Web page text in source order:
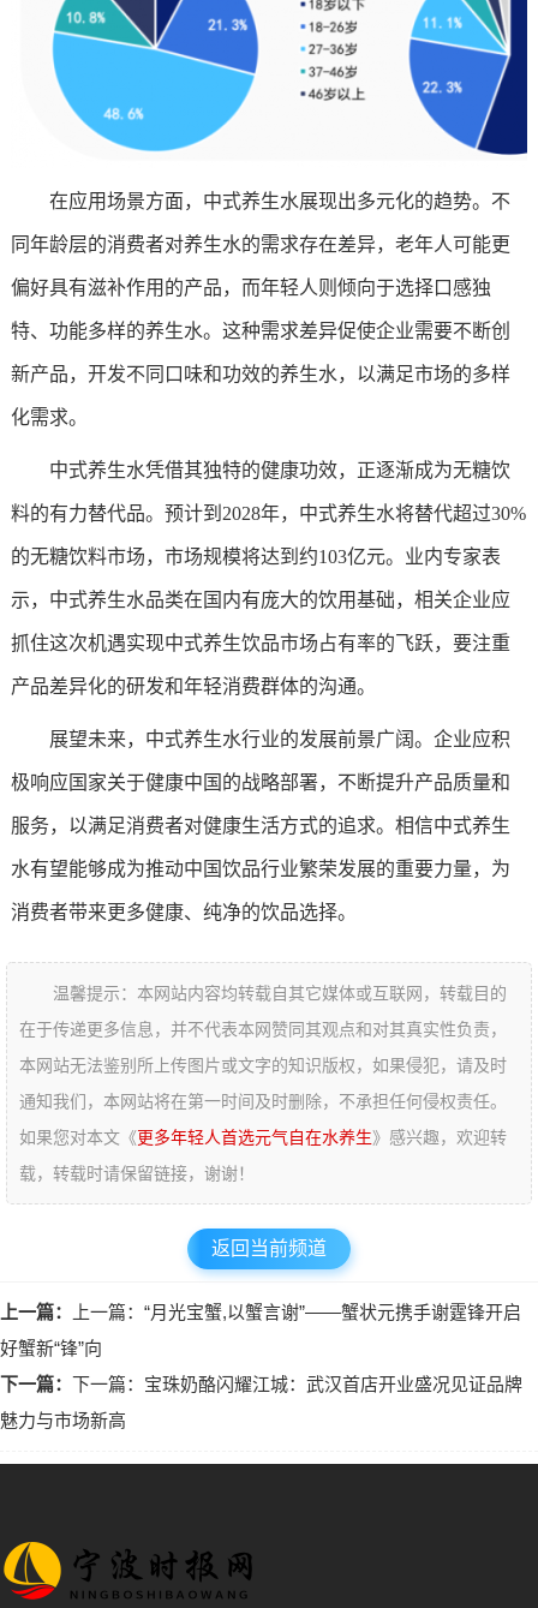
在应用场景方面，中式养生水展现出多元化的趋势。不
同年龄层的消费者对养生水的需求存在差异，老年人可能更
偏好具有滋补作用的产品，而年轻人则倾向于选择口感独
特、功能多样的养生水。这种需求差异促使企业需要不断创
新产品，开发不同口味和功效的养生水，以满足市场的多样
化需求。
中式养生水凭借其独特的健康功效，正逐渐成为无糖饮
料的有力替代品。预计到2028年，中式养生水将替代超过30%
的无糖饮料市场，市场规模将达到约103亿元。业内专家表
示，中式养生水品类在国内有庞大的饮用基础，相关企业应
抓住这次机遇实现中式养生饮品市场占有率的飞跃，要注重
产品差异化的研发和年轻消费群体的沟通。
展望未来，中式养生水行业的发展前景广阔。企业应积
极响应国家关于健康中国的战略部署，不断提升产品质量和
服务，以满足消费者对健康生活方式的追求。相信中式养生
水有望能够成为推动中国饮品行业繁荣发展的重要力量，为
消费者带来更多健康、纯净的饮品选择。
温馨提示：本网站内容均转载自其它媒体或互联网，转载目的
在于传递更多信息，并不代表本网赞同其观点和对其真实性负责，
本网站无法鉴别所上传图片或文字的知识版权，如果侵犯，请及时
通知我们，本网站将在第一时间及时删除，不承担任何侵权责任。
如果您对本文《更多年轻人首选元气自在水养生》感兴趣，欢迎转
载，转载时请保留链接，谢谢！
返回当前频道
上一篇：
上一篇：“月光宝蟹,以蟹言谢”——蟹状元携手谢霆锋开启
好蟹新“锋”向
下一篇： 下一篇：宝珠奶酪闪耀江城：武汉首店开业盛况见证品牌
魅力与市场新高